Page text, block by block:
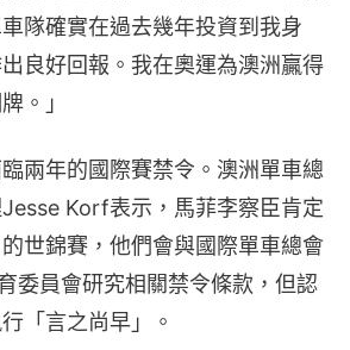
隊確實在過去幾年投資到我身
出良好回報。我在奧運為澳洲贏得
。」
兩年的國際賽禁令。澳洲單車總
Korf表示，馬菲李察臣肯定
世錦賽，他們會與國際單車總會
委員會研究相關禁令條款，但認
「言之尚早」。